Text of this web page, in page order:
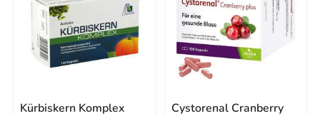
Kürbiskern Komplex
Cystorenal Cranberry